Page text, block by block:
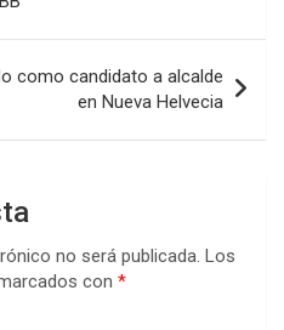
tir
como candidato a alcalde
en Nueva Helvecia
no será publicada. Los
con *